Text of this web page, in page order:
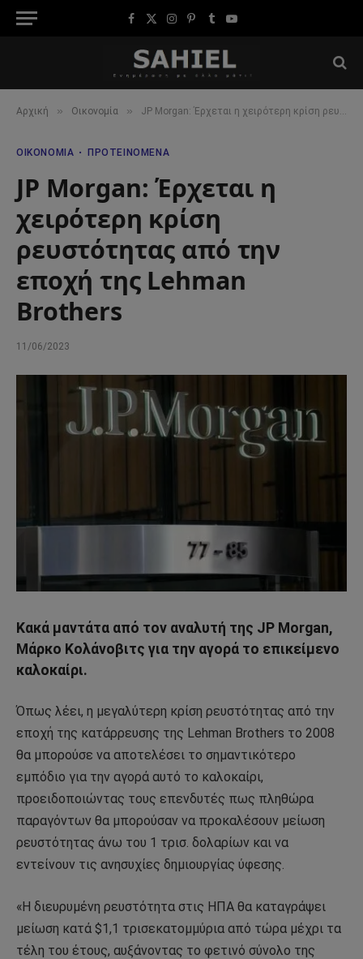
Facebook
X
Instagram
Pinterest
TumblrYouTube
Αρχική » Οικονομία » JP Morgan: Έρχεται η χειρότερη κρίση ρευστότητας από την εποχή της Lehman Brothers
ΟΙΚΟΝΟΜΊΑ ΠΡΟΤΕΙΝΌΜΕΝΑ
JP Morgan: Έρχεται η
χειρότερη κρίση
ρευστότητας από την
εποχή της Lehman
Brothers
11/06/2023
Κακά μαντάτα από τον αναλυτή της JP Morgan,
Mάρκο Κολάνοβιτς για την αγορά το επικείμενο
καλοκαίρι.
Όπως λέει, η μεγαλύτερη κρίση ρευστότητας από την
εποχή της κατάρρευσης της Lehman Brothers το 2008
θα μπορούσε να αποτελέσει το σημαντικότερο
εμπόδιο για την αγορά αυτό το καλοκαίρι,
προειδοποιώντας τους επενδυτές πως πληθώρα
παραγόντων θα μπορούσαν να προκαλέσουν μείωση
ρευστότητας άνω του 1 τρισ. δολαρίων και να
εντείνουν τις ανησυχίες δημιουργίας ύφεσης.
«Η διευρυμένη ρευστότητα στις ΗΠΑ θα καταγράψει
μείωση κατά $1,1 τρισεκατομμύρια από τώρα μέχρι τα
τέλη του έτους, αυξάνοντας το φετινό σύνολο της